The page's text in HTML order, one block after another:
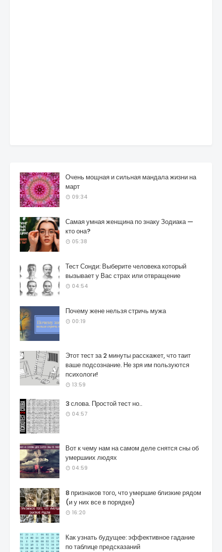
Очень мощная и сильная мандала жизни на
март
09:34
Самая умная женщина по знаку Зодиака —
кто она?
05:38
Тест Сонди: Выберите человека который
вызывает у Вас страх или отвращение
04:54
Почему жене нельзя стричь мужа
00:19
Этот тест за 2 минуты расскажет, что таит
ваше подсознание. Не зря им пользуются
психологи!
13:59
3 слова. Простой тест но..
04:57
Вот к чему нам на самом деле снятся сны об
умершиих людях
04:59
8 признаков того, что умершие близкие рядом
(и у них все в порядке)
16:20
Как узнать будущее: эффективное гадание
по таблице предсказаний